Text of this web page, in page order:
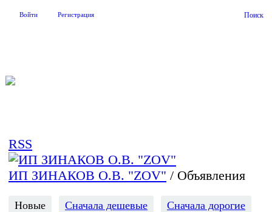
Войти Регистрация Поиск
RSS
ИП ЗИНАКОВ О.В. "ZOV" / Объявления
Новые Сначала дешевые Сначала дорогие